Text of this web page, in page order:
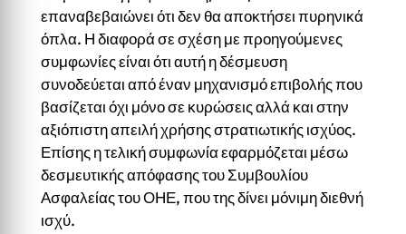
επαναβεβαιώνει ότι δεν θα αποκτήσει πυρηνικά
όπλα. Η διαφορά σε σχέση με προηγούμενες
συμφωνίες είναι ότι αυτή η δέσμευση
συνοδεύεται από έναν μηχανισμό επιβολής που
βασίζεται όχι μόνο σε κυρώσεις αλλά και στην
αξιόπιστη απειλή χρήσης στρατιωτικής ισχύος.
Επίσης η τελική συμφωνία εφαρμόζεται μέσω
δεσμευτικής απόφασης του Συμβουλίου
Ασφαλείας του ΟΗΕ, που της δίνει μόνιμη διεθνή
ισχύ.